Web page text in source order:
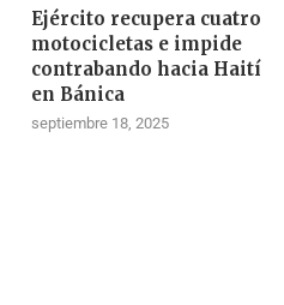
Ejército recupera cuatro
motocicletas e impide
contrabando hacia Haití
en Bánica
septiembre 18, 2025